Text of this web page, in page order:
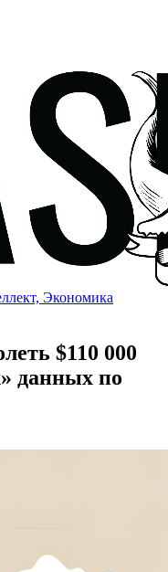
Экономика
$110 000
данных по